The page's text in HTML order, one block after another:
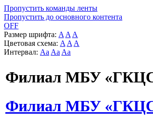
Пропустить команды ленты
Пропустить до основного контента
OFF
Размер шрифта: A A A
Цветовая схема: A A A
Интервал: Aa Aa Aa
Филиал МБУ
Филиал МБУ